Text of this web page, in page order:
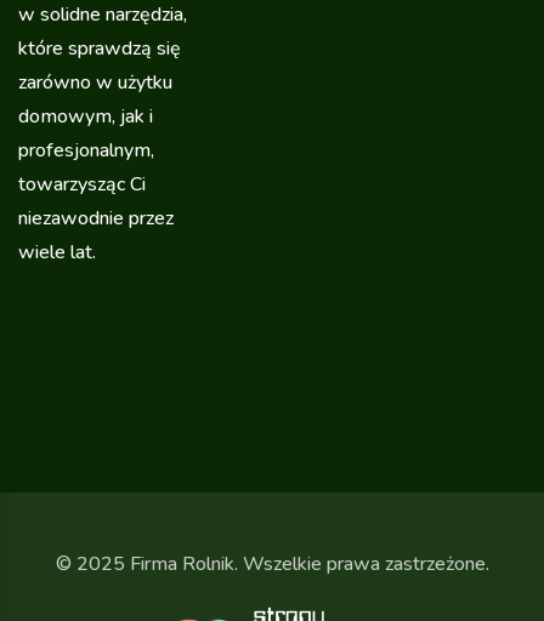
w solidne narzędzia,
które sprawdzą się
zarówno w użytku
domowym, jak i
profesjonalnym,
towarzysząc Ci
niezawodnie przez
wiele lat.
© 2025 Firma Rolnik. Wszelkie prawa zastrzeżone.